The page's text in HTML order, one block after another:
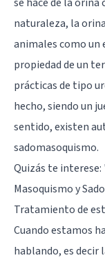
naturaleza, la
animales como
propiedad de un
prácticas de tipo
hecho, siendo un
sentido, existen
sadomasoquismo.
Quizás te interese:
Masoquismo y
Tratamiento de
Cuando estamos
hablando, es decir